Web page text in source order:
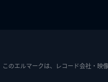
このエルマークは、レコード会社・映